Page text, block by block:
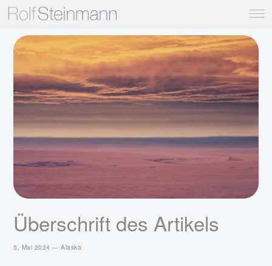
Überschrift des Artikels
5. Mai 2024 — Alaska